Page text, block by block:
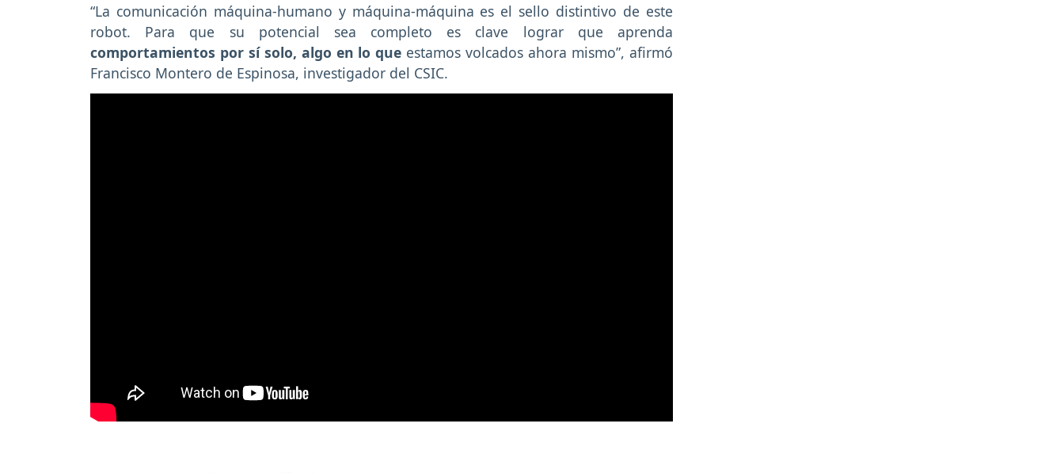
“La comunicación máquina-humano y máquina-máquina es el sello distintivo de este
robot. Para que su potencial sea completo es clave lograr que aprenda
comportamientos por sí solo, algo en lo que estamos volcados ahora mismo”, afirmó
Francisco Montero de Espinosa, investigador del CSIC.